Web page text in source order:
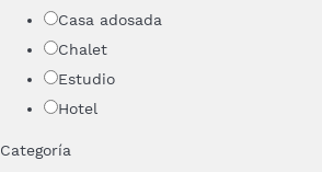
Casa adosada
Chalet
Estudio
Hotel
Categoría